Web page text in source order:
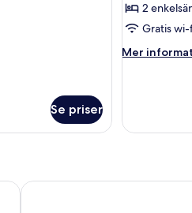
Se priser
Deluxe
2
Gratis
Mer
Mer
Konventa Sēta Hotel